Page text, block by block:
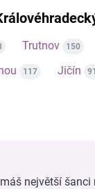
Trutnov 150
117 Jičín 91
největší